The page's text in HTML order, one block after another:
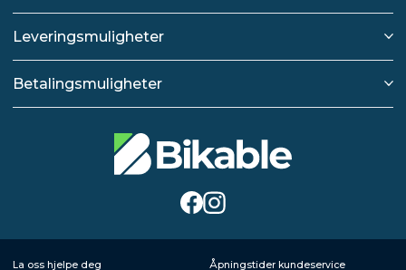
Leveringsmuligheter
Betalingsmuligheter
La oss hjelpe deg Åpningstider kundeservice